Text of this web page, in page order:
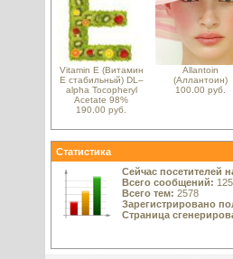
Vitamin E (Витамин
E стабильный) DL–
alpha Tocopheryl
Acetate 98%
190.00 руб.
Allantoin
(Аллантоин)
100.00 руб.
Статистика
Сейчас посетителей
Всего сообщений:
Всего тем: 2578
Зарегистрировано
Страница